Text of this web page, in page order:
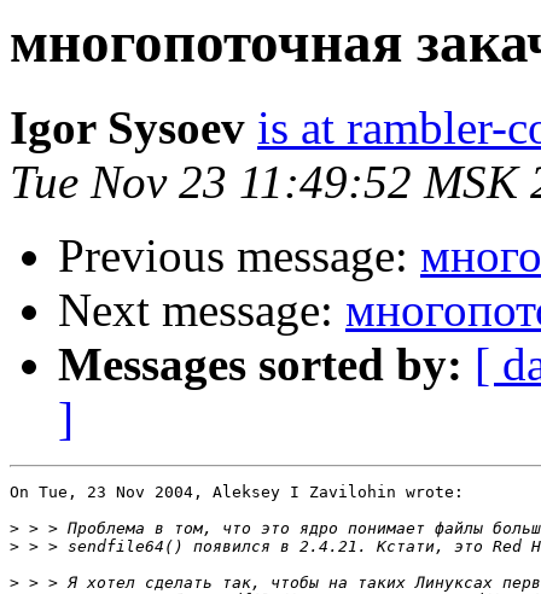
многопоточная
Igor Sysoev is at rambler-
Tue Nov 23 11:49:52 MSK
Previous message:
Next message:
Messages sorted by: [
]
On Tue, 23 Nov 2004, Aleksey I Zavilohin wrote:
>
>
>